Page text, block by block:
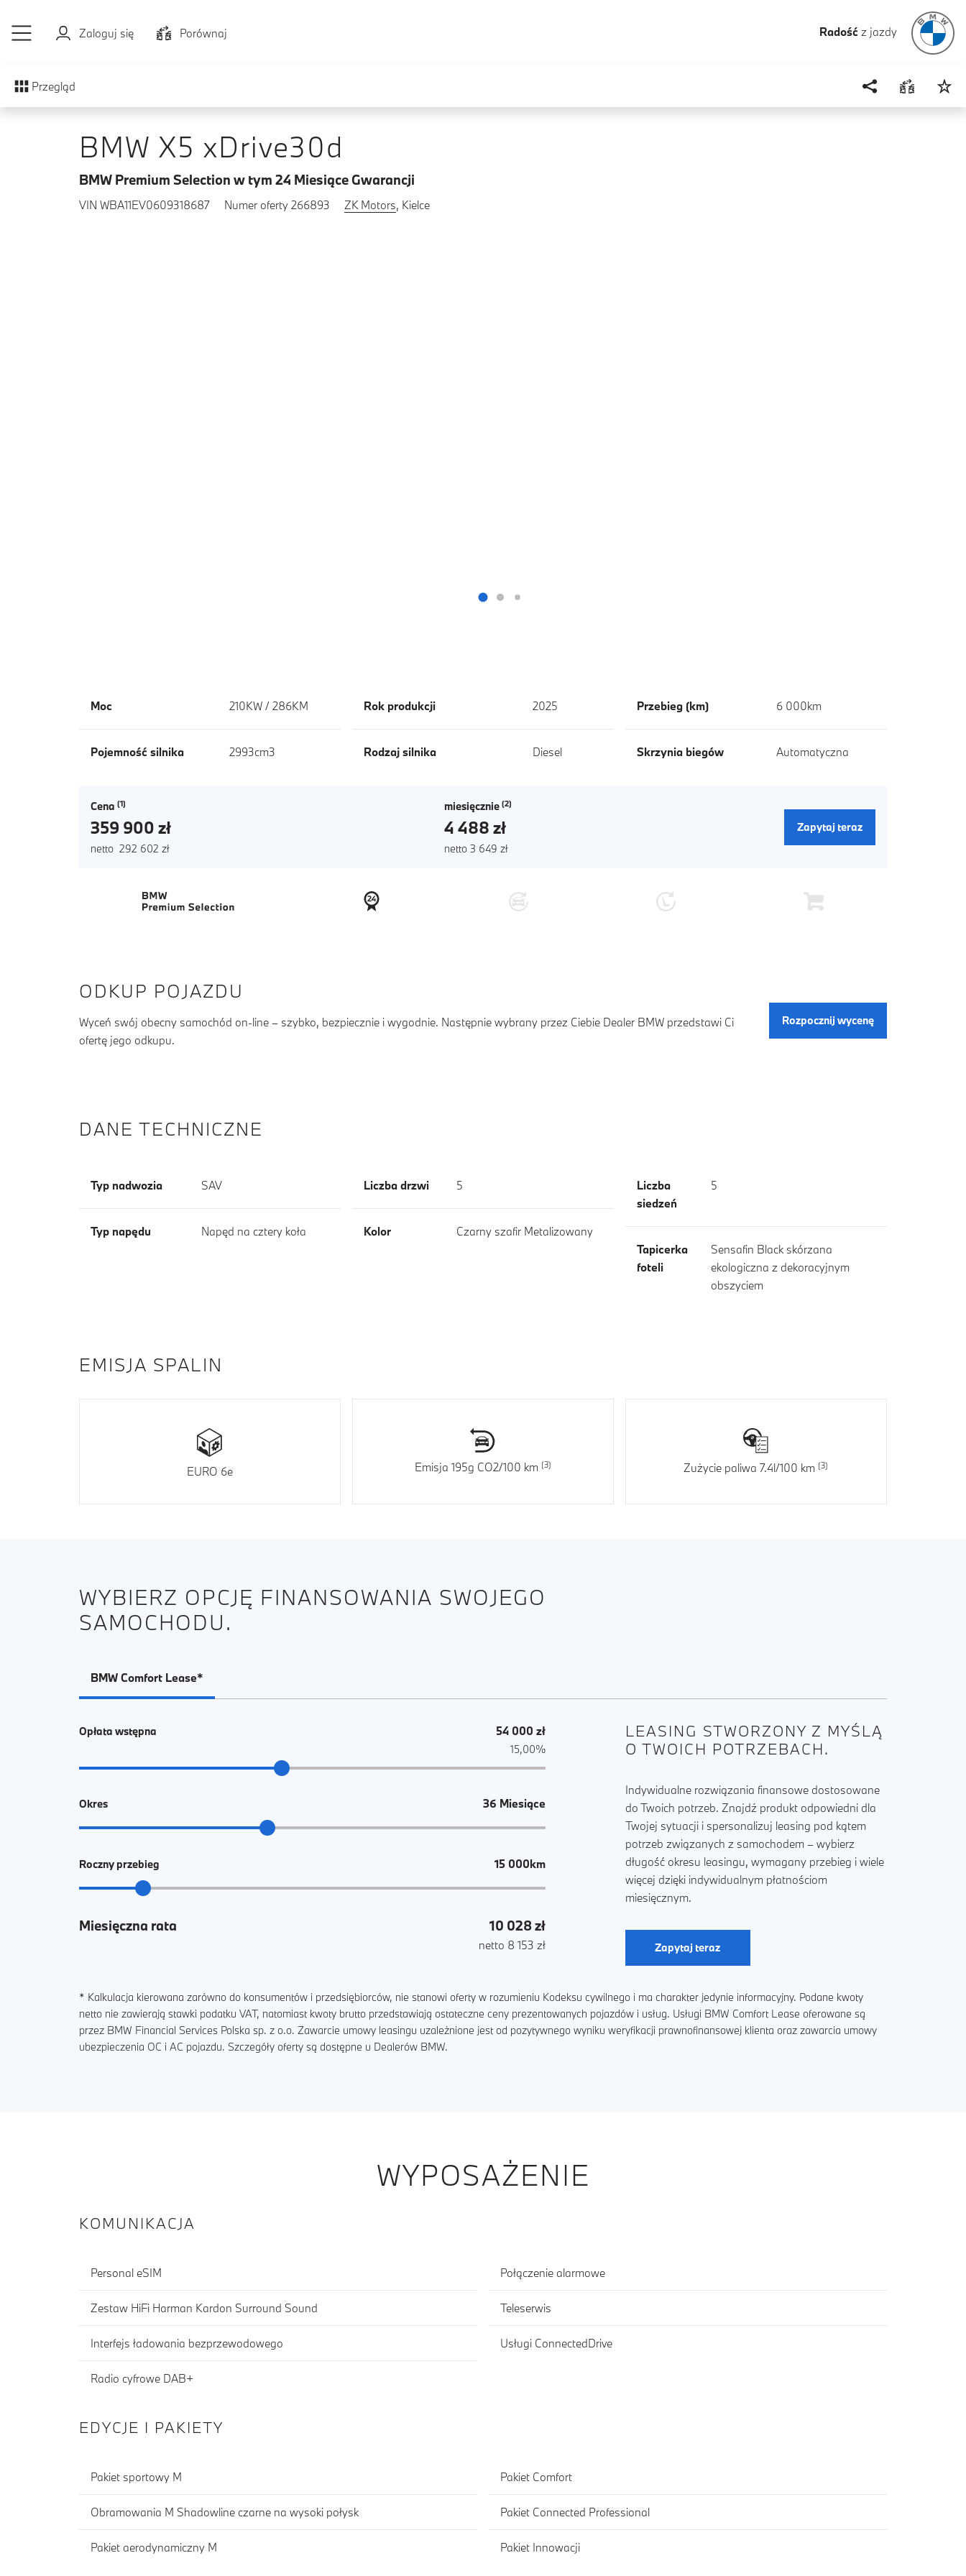
Zaloguj się
Porównaj Radość z jazdy
Przegląd
BMW X5 xDrive30d
BMW Premium Selection w tym 24 Miesiące Gwarancji
VIN WBA11EV0609318687 Numer oferty 266893 ZK Motors, Kielce
Moc 210KW / 286KM
Pojemność silnika 2993cm3
Rok produkcji 2025
Rodzaj silnika Diesel
Przebieg (km) 6 000km
Skrzynia biegów Automatyczna
Cena
359 900 zł
netto 292 602 zł
miesięcznie
4 488 zł
netto 3 649 zł
Zapytaj teraz
ODKUP POJAZDU
Wyceń swój obecny samochód on-line – szybko, bezpiecznie i wygodnie. Następnie wybrany przez Ciebie Dealer BMW przedstawi Ci
ofertę jego odkupu.
Rozpocznij wycenę
DANE TECHNICZNE
Typ nadwozia SAV
Typ napędu Napęd na cztery koła
Liczba drzwi 5
Kolor Czarny szafir Metalizowany
Liczba
siedzeń
5
Tapicerka
foteli
Sensafin Black skórzana
ekologiczna z dekoracyjnym
obszyciem
EMISJA SPALIN
EURO 6e Emisja 195g CO2/100 km Zużycie paliwa 7.4l/100 km
WYBIERZ OPCJĘ FINANSOWANIA SWOJEGO
SAMOCHODU.
BMW Comfort Lease*
Opłata wstępna 54 000 zł
15,00%
Okres 36 Miesiące
Roczny przebieg 15 000km
Miesięczna rata 10 028 zł
netto 8 153 zł
LEASING STWORZONY Z MYŚLĄ
O TWOICH POTRZEBACH.
Indywidualne rozwiązania finansowe dostosowane
do Twoich potrzeb. Znajdź produkt odpowiedni dla
Twojej sytuacji i spersonalizuj leasing pod kątem
potrzeb związanych z samochodem – wybierz
długość okresu leasingu, wymagany przebieg i wiele
więcej dzięki indywidualnym płatnościom
miesięcznym.
Zapytaj teraz
* Kalkulacja kierowana zarówno do konsumentów i przedsiębiorców, nie stanowi oferty w rozumieniu Kodeksu cywilnego i ma charakter jedynie informacyjny. Podane kwoty
netto nie zawierają stawki podatku VAT, natomiast kwoty brutto przedstawiają ostateczne ceny prezentowanych pojazdów i usług. Usługi BMW Comfort Lease oferowane są
przez BMW Financial Services Polska sp. z o.o. Zawarcie umowy leasingu uzależnione jest od pozytywnego wyniku weryfikacji prawnofinansowej klienta oraz zawarcia umowy
ubezpieczenia OC i AC pojazdu. Szczegóły oferty są dostępne u Dealerów BMW.
WYPOSAŻENIE
KOMUNIKACJA
Personal eSIM
Zestaw HiFi Harman Kardon Surround Sound
Interfejs ładowania bezprzewodowego
Radio cyfrowe DAB+
Połączenie alarmowe
Teleserwis
Usługi ConnectedDrive
EDYCJE I PAKIETY
Pakiet sportowy M
Obramowania M Shadowline czarne na wysoki połysk
Pakiet aerodynamiczny M
Pakiet Comfort
Pakiet Connected Professional
Pakiet Innowacji